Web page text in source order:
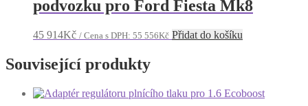
podvozku pro Ford Fiesta Mk8
45 914Kč / Cena s DPH: 55 556Kč Přidat do košíku
Související produkty